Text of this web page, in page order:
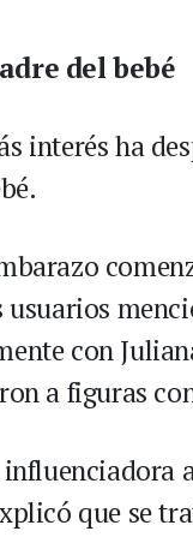
del bebé
interés ha
con
a figuras
que se